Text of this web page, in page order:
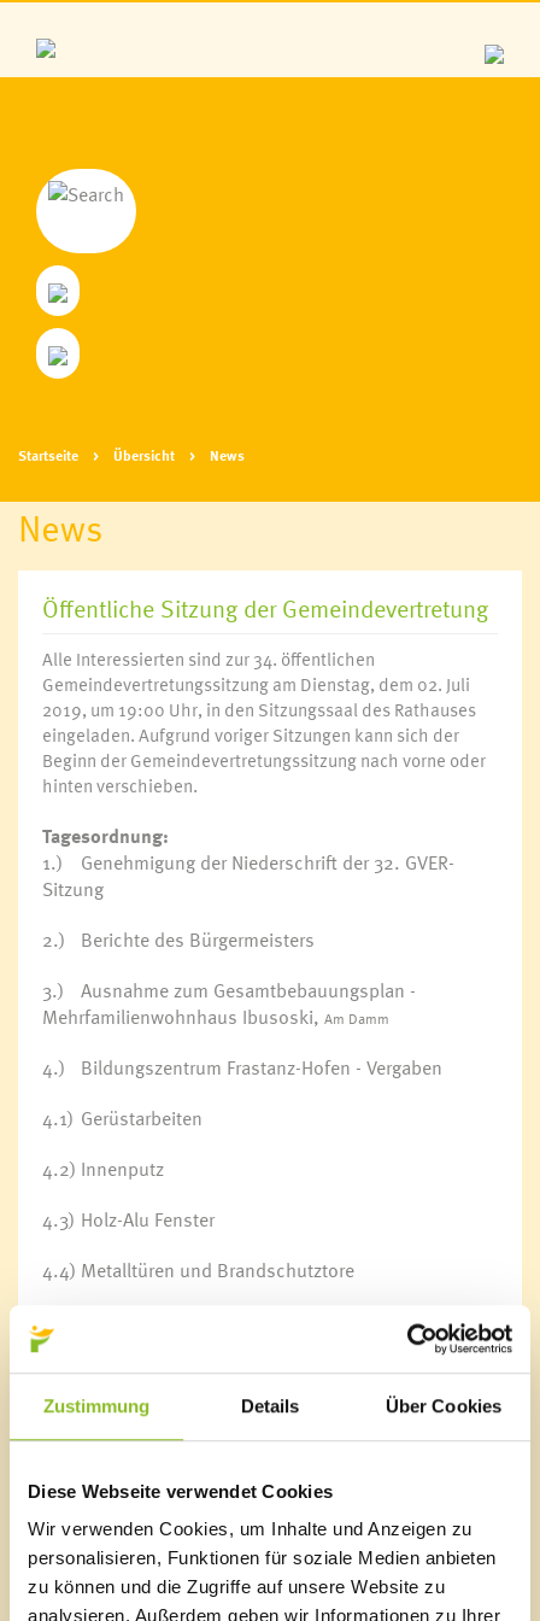
Zustimmung Details Über Cookies
Diese Webseite verwendet Cookies
Wir verwenden Cookies, um Inhalte und Anzeigen zu
personalisieren, Funktionen für soziale Medien anbieten
zu können und die Zugriffe auf unsere Website zu
analysieren. Außerdem geben wir Informationen zu Ihrer
Startseite Übersicht News
News
Öffentliche Sitzung der Gemeindevertretung
Alle Interessierten sind zur 34. öffentlichen
Gemeindevertretungssitzung am Dienstag, dem 02. Juli
2019, um 19:00 Uhr, in den Sitzungssaal des Rathauses
eingeladen. Aufgrund voriger Sitzungen kann sich der
Beginn der Gemeindevertretungssitzung nach vorne oder
hinten verschieben.
Tagesordnung:
1.)
Genehmigung der Niederschrift der 32. GVER-
Sitzung
2.)
Berichte des Bürgermeisters
3.)
Ausnahme zum Gesamtbebauungsplan -
Mehrfamilienwohnhaus Ibusoski, Am Damm
4.)
Bildungszentrum Frastanz-Hofen - Vergaben
4.1) Gerüstarbeiten
4.2) Innenputz
4.3) Holz-Alu Fenster
4.4) Metalltüren und Brandschutztore
4.5)
5.) Leitungsumlegung Fruchtexpress Grabher -
Vergabe der Baumeisterarbeiten
6.) Ausschussumbesetzungen
7.)
Entsendung von Vertretern der Marktgemeinde
Frastanz in Organe von Gemeindeverbänden und
sonstiger juristischer Personen
8.)
Errichtung Fahrrad-Servicestelle im